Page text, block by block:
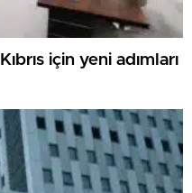
için yeni adımları